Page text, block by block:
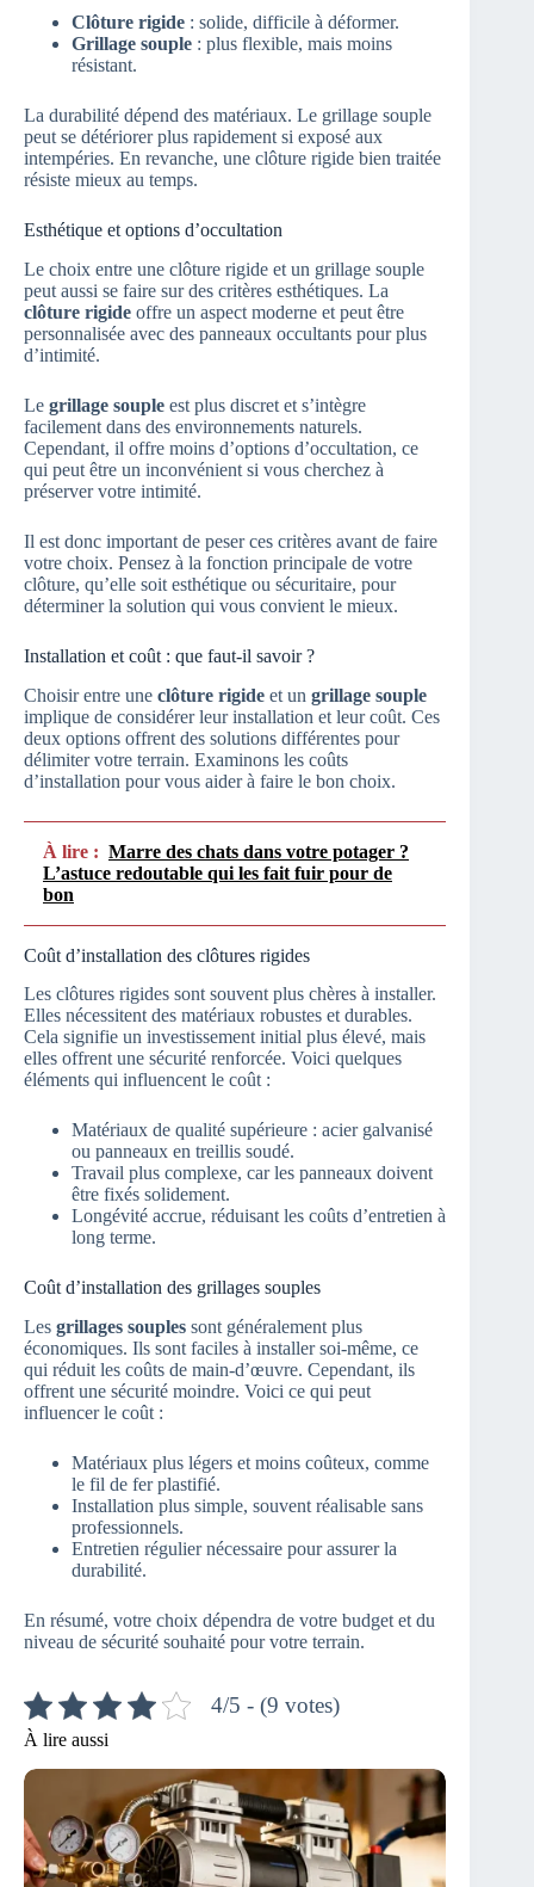
Clôture rigide : solide, difficile à déformer.
Grillage souple : plus flexible, mais moins
résistant.
La durabilité dépend des matériaux. Le grillage souple
peut se détériorer plus rapidement si exposé aux
intempéries. En revanche, une clôture rigide bien traitée
résiste mieux au temps.
Esthétique et options d’occultation
Le choix entre une clôture rigide et un grillage souple
peut aussi se faire sur des critères esthétiques. La
clôture rigide offre un aspect moderne et peut être
personnalisée avec des panneaux occultants pour plus
d’intimité.
Le grillage souple est plus discret et s’intègre
facilement dans des environnements naturels.
Cependant, il offre moins d’options d’occultation, ce
qui peut être un inconvénient si vous cherchez à
préserver votre intimité.
Il est donc important de peser ces critères avant de faire
votre choix. Pensez à la fonction principale de votre
clôture, qu’elle soit esthétique ou sécuritaire, pour
déterminer la solution qui vous convient le mieux.
Installation et coût : que faut-il savoir ?
Choisir entre une clôture rigide et un grillage souple
implique de considérer leur installation et leur coût. Ces
deux options offrent des solutions différentes pour
délimiter votre terrain. Examinons les coûts
d’installation pour vous aider à faire le bon choix.
À lire : Marre des chats dans votre potager ?
L’astuce redoutable qui les fait fuir pour de
bon
Coût d’installation des clôtures rigides
Les clôtures rigides sont souvent plus chères à installer.
Elles nécessitent des matériaux robustes et durables.
Cela signifie un investissement initial plus élevé, mais
elles offrent une sécurité renforcée. Voici quelques
éléments qui influencent le coût :
Matériaux de qualité supérieure : acier galvanisé
ou panneaux en treillis soudé.
Travail plus complexe, car les panneaux doivent
être fixés solidement.
Longévité accrue, réduisant les coûts d’entretien à
long terme.
Coût d’installation des grillages souples
Les grillages souples sont généralement plus
économiques. Ils sont faciles à installer soi-même, ce
qui réduit les coûts de main-d’œuvre. Cependant, ils
offrent une sécurité moindre. Voici ce qui peut
influencer le coût :
Matériaux plus légers et moins coûteux, comme
le fil de fer plastifié.
Installation plus simple, souvent réalisable sans
professionnels.
Entretien régulier nécessaire pour assurer la
durabilité.
En résumé, votre choix dépendra de votre budget et du
niveau de sécurité souhaité pour votre terrain.
4/5 - (9 votes)
À lire aussi